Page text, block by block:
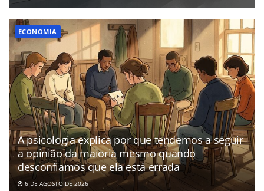
ECONOMIA
A psicologia explica por que tendemos a seguir
a opinião da maioria mesmo quando
desconfiamos que ela está errada
6 DE AGOSTO DE 2026